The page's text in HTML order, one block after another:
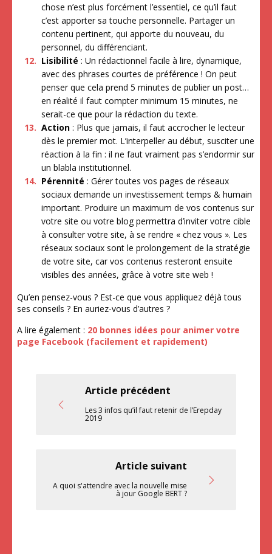
chose n’est plus forcément l’essentiel, ce qu’il faut
c’est apporter sa touche personnelle. Partager un
contenu pertinent, qui apporte du nouveau, du
personnel, du différenciant.
Lisibilité : Un rédactionnel facile à lire, dynamique,
avec des phrases courtes de préférence ! On peut
penser que cela prend 5 minutes de publier un post…
en réalité il faut compter minimum 15 minutes, ne
serait-ce que pour la rédaction du texte.
Action : Plus que jamais, il faut accrocher le lecteur
dès le premier mot. L’interpeller au début, susciter une
réaction à la fin : il ne faut vraiment pas s’endormir sur
un blabla institutionnel.
Pérennité : Gérer toutes vos pages de réseaux
sociaux demande un investissement temps & humain
important. Produire un maximum de vos contenus sur
votre site ou votre blog permettra d’inviter votre cible
à consulter votre site, à se rendre « chez vous ». Les
réseaux sociaux sont le prolongement de la stratégie
de votre site, car vos contenus resteront ensuite
visibles des années, grâce à votre site web !
Qu’en pensez-vous ? Est-ce que vous appliquez déjà tous
ses conseils ? En auriez-vous d’autres ?
A lire également : 20 bonnes idées pour animer votre
page Facebook (facilement et rapidement)
Article précédent
Les 3 infos qu’il faut retenir de l’Erepday
2019
Article suivant
A quoi s'attendre avec la nouvelle mise
à jour Google BERT ?